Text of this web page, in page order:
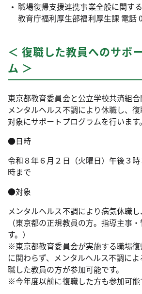
職場復帰支援連携事業全般に関す
教育庁福利厚生部福利厚生課 電
＜ 復職した教員へのサポ
ム ＞
東京都教育委員会と公立学校共済組合
メンタルヘルス不調により休職し、
対象にサポートプログラムを行います。
●日時
令和８年６月２日（火曜日）午後３
時まで
●対象
メンタルヘルス不調により病気休職
（東京都の正規教員の方。指導主事
す。）
※東京都教育委員会が実施する職場
に関わらず、メンタルヘルス不調に
職した教員の方が参加可能です。
※今年度以前に復職した方も参加可能